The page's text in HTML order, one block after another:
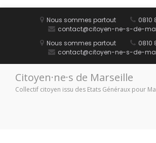
Nous sommes partout
0810
contact@citoyen-ne-s-de-
Nous sommes partout
0810
contact@citoyen-ne-s-de-
Citoyen·ne·s de Marseille
Collectif citoyen issu des Etats Généraux pour